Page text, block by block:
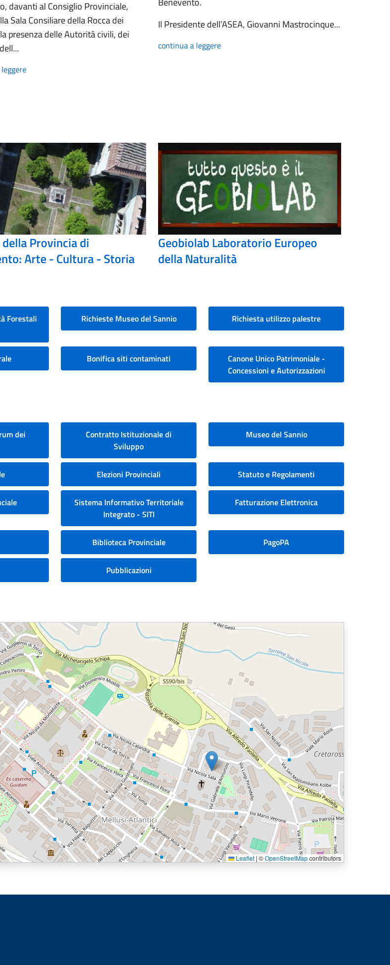
davanti al Consiglio Provinciale,
Sala Consiliare della Rocca dei
presenza delle Autorità civili, dei
Il Presidente dell’ASEA, Giovanni Mastrocinque...
continua a leggere
Provincia di
Arte - Cultura - Storia
Geobiolab Laboratorio Europeo
della Naturalità
Forestali
Richieste Museo del Sannio Richiesta utilizzo palestre
Bonifica siti contaminati
Canone Unico Patrimoniale -
Concessioni e Autorizzazioni
dei
Contratto Istituzionale di
Sviluppo
Museo del Sannio
Elezioni Provinciali Statuto e Regolamenti
Sistema Informativo Territoriale
Integrato - SITI
Fatturazione Elettronica
Biblioteca Provinciale PagoPA
Pubblicazioni
Leaflet | ©OpenStreetMapcontributors